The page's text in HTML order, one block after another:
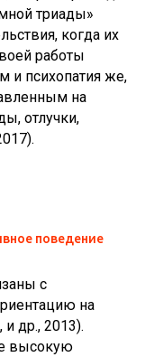
триады»
когда их
работы
и психопатия же,
на
отлучки,
поведение
с
на
др., 2013).
высокую